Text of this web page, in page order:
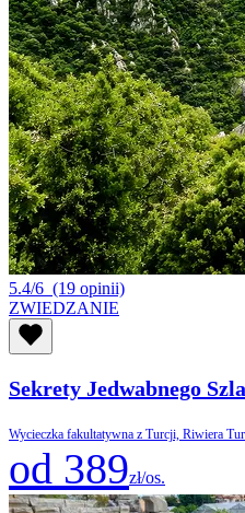
5.4/6 (19 opinii)
ZWIEDZANIE
Sekrety Jedwabnego
Wycieczka fakultatywna z Turcji, Riwiera
od 389zł/os.